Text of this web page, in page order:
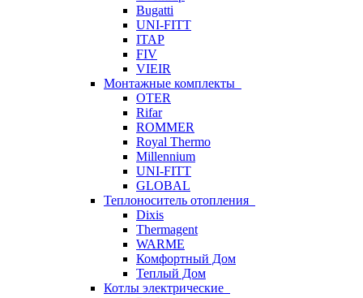
Bugatti
UNI-FITT
ITAP
FIV
VIEIR
Монтажные комплекты
OTER
Rifar
ROMMER
Royal Thermo
Millennium
UNI-FITT
GLOBAL
Теплоноситель отопления
Dixis
Thermagent
WARME
Комфортный Дом
Теплый Дом
Котлы электрические